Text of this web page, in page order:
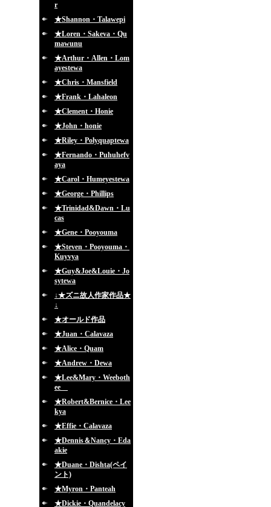
r
★Shannon・Talawepi
★Loren・Sakeva・Qu
mawunu
★Arthur・Allen・Lom
ayestewa
★Chris・Mansfield
★Frank・Lahaleon
★Clement・Honie
★John・honie
★Riley・Polyquaptewa
★Fernando・Puhuhefv
aya
★Carol・Humeyestewa
★George・Phillips
★Trinidad&Dawn・Lu
cas
★Gene・Pooyouma
★Steven・Pooyouma・
Kuyvya
★Guy&Joe&Louie・Jo
sytewa
↓★ズニ故人作家作品★
↓
★オールド作品
★Juan・Calavaza
★Alice・Quam
★Andrew・Dewa
★Lee&Mary・Weeboth
ee
★Robert&Bernice・Lee
kya
★Effie・Calavaza
★Dennis＆Nancy・Eda
akie
★Duane・Dishta(ペイ
ント)
★Myron・Panteah
★Dickie・Quandelacy